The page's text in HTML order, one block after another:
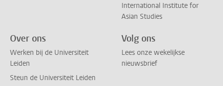
International Institute for
Asian Studies
Over ons
Werken bij de Universiteit
Leiden
Steun de Universiteit Leiden
Volg ons
Lees onze wekelijkse
nieuwsbrief